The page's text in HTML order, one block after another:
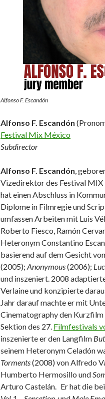
Alfonso F. Escandón
Alfonso F. Escandón
Festival Mix México
Subdirector
Alfonso F. Escandón,
Vizedirektor des Festival MIX
hat einen Abschluss in
Diplome in Filmregie und
umfassen Arbeiten mit Luis
Roberto Fiesco, Ramón
Heteronym Constantino
basierend auf dem Gesicht
(2005); Anonymous(2006);
und inszeniert. 2008
Verlaine und konzipierte
Jahr darauf machte er mit
Cinematography den Kurzfilm
Sektion des 27. Filmfestivals
inszenierte er den Langfilm
seinem Heteronym Celadón
Torments(2008) von Alfredo
Humberto Hermosillo und
Arturo Castelán. Er hat die